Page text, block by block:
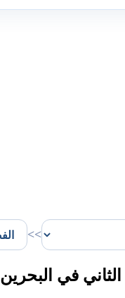
>>
في البحرين